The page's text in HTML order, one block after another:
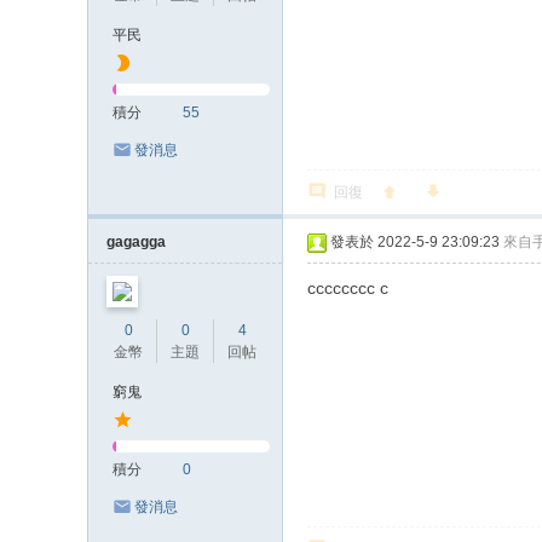
平民
積分 55
發消息
回復
gagagga
0
金幣
0
主題
4
回帖
窮鬼
積分 0
發消息
發表於 2022-5-9 23:09:23 來自
cccccccc c